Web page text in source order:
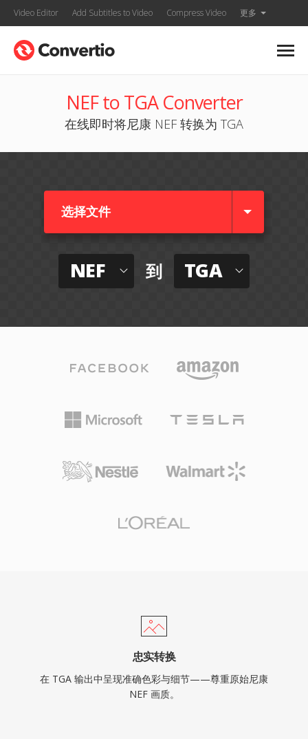
Video Editor Add Subtitles to Video Compress Video 更多
NEF to TGA Converter
在线即时将尼康 NEF 转换为 TGA
选择文件
NEF 到 TGA
忠实转换
在 TGA 输出中呈现准确色彩与细节——尊重原始尼康
NEF 画质。